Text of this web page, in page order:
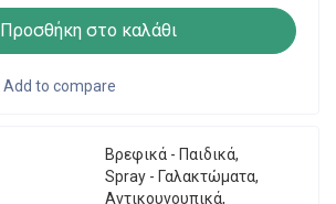
Προσθήκη στο καλάθι
Βρεφικά - Παιδικά,
Spray - Γαλακτώματα,
Αντικουνουπικά,